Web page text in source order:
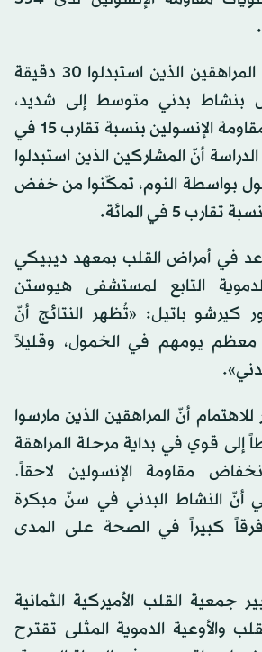
وأظهرت النتائج أنّ المراهقين الذين استبدلوا 30 دقيقة
بنشاط بدني متوسط إلى شديد،
تمكنوا من خفض مقاومة الإنسولين بنسبة تقارب 15 في
أنّ المشاركين الذين استبدلوا
بواسطة النوم، تمكّنوا من خفض
5 في المائة.
في أمراض القلب بمعهد ديبيكي
التابع لمستشفى هيوستن
كيرشو باتيل: «تُظهر النتائج أنّ
معظم يومهم في الخمول، وقليلاً
أنّ المراهقين الذين مارسوا
إلى قوي في بداية مرحلة المراهقة
مقاومة الإنسولين لاحقاً.
أنّ النشاط البدني في سنّ مبكرة
كبيراً في الصحة على المدى
جمعية القلب الأميركية الثمانية
والأوعية الدموية المثلى تقترح